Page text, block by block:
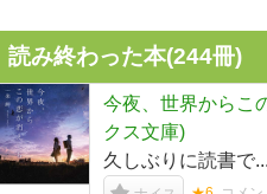
読み終わった本(244冊)
今夜、世界からこ
クス文庫)
久しぶりに読書で